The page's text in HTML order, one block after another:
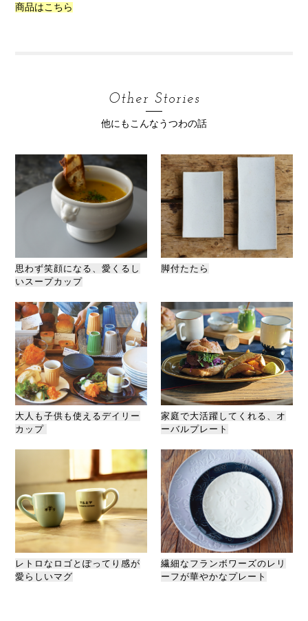
商品はこちら
Other Stories
他にもこんなうつわの話
思わず笑顔になる、愛くるし
いスープカップ
脚付たたら
大人も子供も使えるデイリー
カップ
家庭で大活躍してくれる、オ
ーバルプレート
レトロなロゴとぽってり感が
愛らしいマグ
繊細なフランボワーズのレリ
ーフが華やかなプレート